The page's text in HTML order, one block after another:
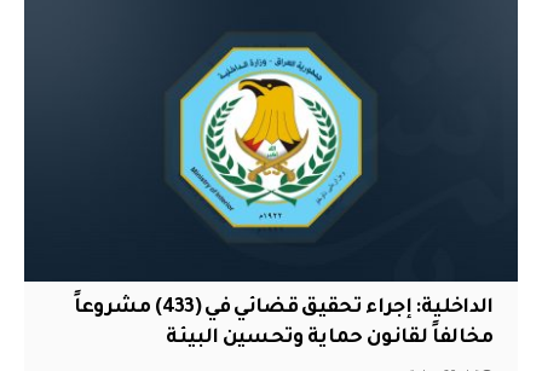
الداخلية: إجراء تحقيق قضائي في (433) مشروعاً
مخالفاً لقانون حماية وتحسين البيئة